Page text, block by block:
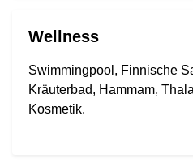
Wellness
Swimmingpool, Finnische
Kräuterbad, Hammam,
Kosmetik.